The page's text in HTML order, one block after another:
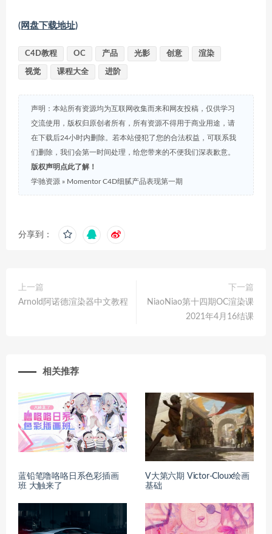
(网盘下载地址)
C4D教程 OC 产品 光影 创意 渲染
视觉 课程大全 进阶
声明：本站所有资源均为互联网收集而来和网友投稿，仅供学习
交流使用，版权归原创者所有，所有资源不得用于商业用途，请
在下载后24小时内删除。若本站侵犯了您的合法权益，可联系我
们删除，我们会第一时间处理，给您带来的不便我们深表歉意。
版权声明点此了解！
学驰资源 » Momentor C4D细腻产品表现第一期
分享到：
上一篇
Arnold阿诺德渲染器中文教程
下一篇
NiaoNiao第十四期OC渲染课
2021年4月16结课
相关推荐
蓝铅笔噜咯咯日系色彩插画
班 大触来了
V大第六期 Victor-Cloux绘画
基础